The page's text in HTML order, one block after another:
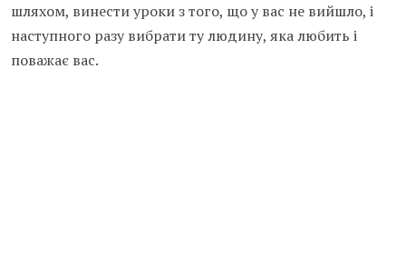
шляхом, винести уроки з того, що у вас не вийшло, і
наступного разу вибрати ту людину, яка любить і
поважає вас.